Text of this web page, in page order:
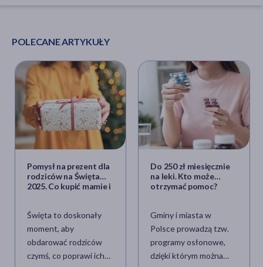
POLECANE ARTYKUŁY
Pomysł na prezent dla
rodziców na Święta
2025. Co kupić mamie i
Święta to doskonały
moment, aby
obdarować rodziców
czymś, co poprawi ich
Do 250 zł miesięcznie
na leki. Kto może
otrzymać pomoc?
Gminy i miasta w
Polsce prowadzą tzw.
programy osłonowe,
dzięki którym można